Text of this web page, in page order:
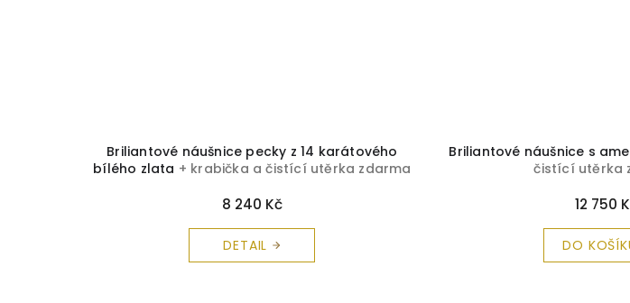
Briliantové náušnice pecky z 14 karátového
bílého zlata + krabička a čistící utěrka zdarma
8 240 Kč
DETAIL
Briliantové náušnice s
čistící utěrka
12 750
DO